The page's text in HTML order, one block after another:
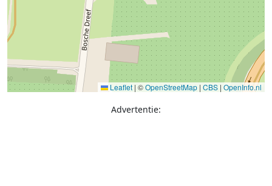
Leaflet | ©OpenStreetMap | CBS | OpenInfo.nl
Advertentie: